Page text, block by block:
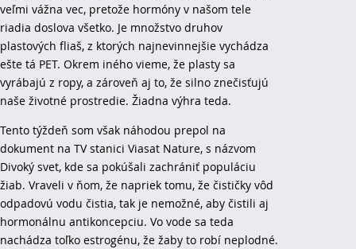
veľmi vážna vec, pretože hormóny v našom tele
riadia doslova všetko. Je množstvo druhov
plastových fliaš, z ktorých najnevinnejšie vychádza
ešte tá PET. Okrem iného vieme, že plasty sa
vyrábajú z ropy, a zároveň aj to, že silno znečisťujú
naše životné prostredie. Žiadna výhra teda.
Tento týždeň som však náhodou prepol na
dokument na TV stanici Viasat Nature, s názvom
Divoký svet, kde sa pokúšali zachrániť populáciu
žiab. Vraveli v ňom, že napriek tomu, že čističky vôd
odpadovú vodu čistia, tak je nemožné, aby čistili aj
hormonálnu antikoncepciu. Vo vode sa teda
nachádza toľko estrogénu, že žaby to robí neplodné.